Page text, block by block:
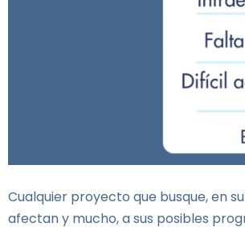
Cualquier proyecto que busque, en
afectan y mucho, a sus posibles